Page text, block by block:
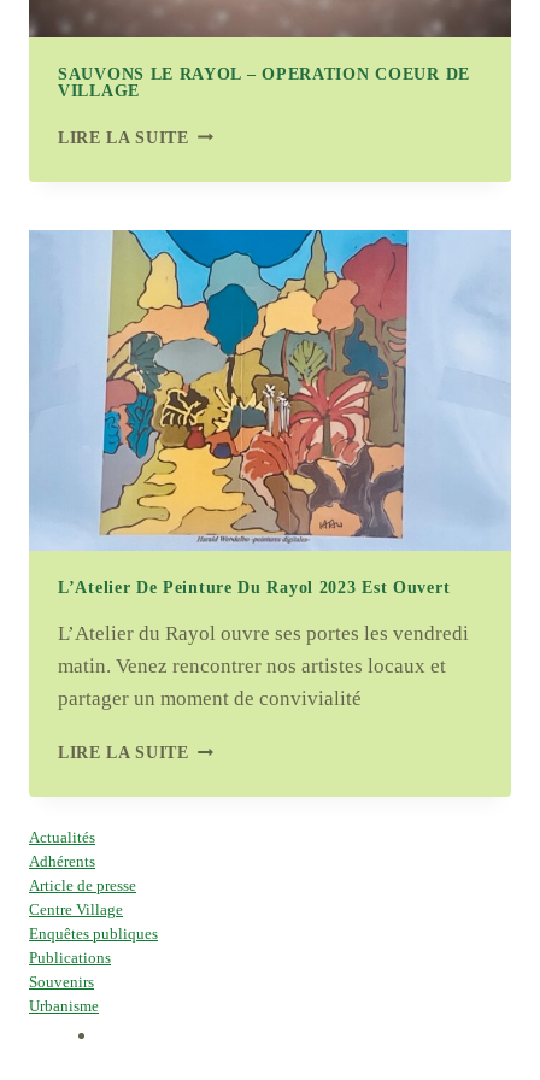
SAUVONS LE RAYOL – OPERATION COEUR DE
VILLAGE
LIRE LA SUITE SAUVONS
RAYOL
OPERATION
COEUR
DE
VILLAGE
L’Atelier De Peinture Du Rayol 2023 Est Ouvert
L’Atelier du Rayol ouvre ses portes les vendredi
matin. Venez rencontrer nos artistes locaux et
partager un moment de convivialité
LIRE LA SUITE L’ATELIER
PEINTURE
Actualités
Adhérents
Article de presse
Centre Village
Enquêtes publiques
Publications
Souvenirs
Urbanisme